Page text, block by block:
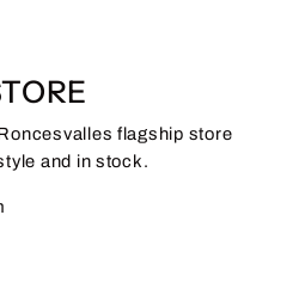
flagship store
and in stock.